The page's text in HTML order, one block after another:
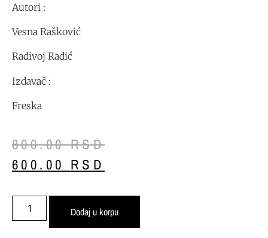
Autori :
Vesna Rašković
Radivoj Radić
Izdavač :
Freska
800.00RSD
600.00 RSD
Dodaj u korpu